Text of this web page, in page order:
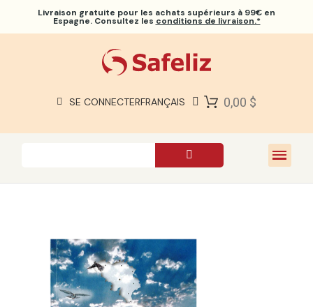
Livraison gratuite pour les achats supérieurs à 99€ en
Espagne. Consultez les conditions de livraison.*
SE CONNECTERFRANÇAIS 0,00 $
À PROPOS DE NOUS